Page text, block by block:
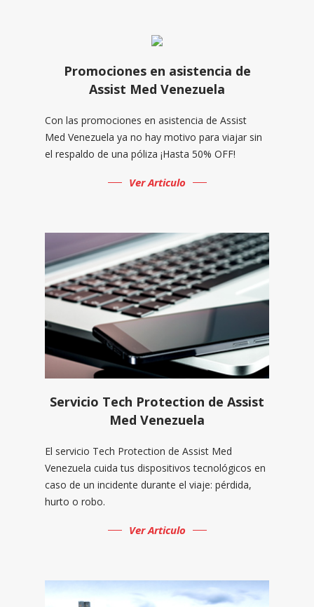
Promociones en asistencia de
Assist Med Venezuela
Con las promociones en asistencia de Assist
Med Venezuela ya no hay motivo para viajar sin
el respaldo de una póliza ¡Hasta 50% OFF!
Ver Articulo
Servicio Tech Protection de Assist
Med Venezuela
El servicio Tech Protection de Assist Med
Venezuela cuida tus dispositivos tecnológicos en
caso de un incidente durante el viaje: pérdida,
hurto o robo.
Ver Articulo